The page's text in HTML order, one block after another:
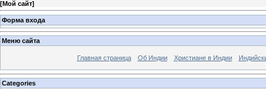
[Мой сайт]
Форма входа
Меню сайта
Главная страница Об Индии Христиане в Индии
Categories